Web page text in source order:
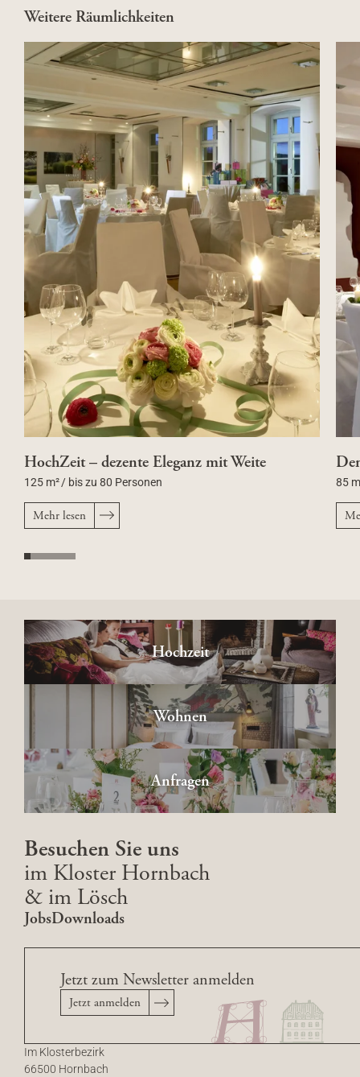
Weitere Räumlichkeiten
HochZeit – dezente Eleganz mit Weite
125 m²/ bis zu 80 Personen
Mehr lesen
85
Hochzeit
Wohnen
Anfragen
Besuchen Sie uns
im Kloster Hornbach
& im Lösch
JobsDownloads
Im Klosterbezirk
66500 Hornbach
Jetzt zum Newsletter anmelden
Jetzt anmelden